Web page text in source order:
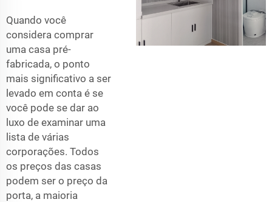
Quando você
considera comprar
uma casa pré-
fabricada, o ponto
mais significativo a ser
levado em conta é se
você pode se dar ao
luxo de examinar uma
lista de várias
corporações. Todos
os preços das casas
podem ser o preço da
porta, a maioria